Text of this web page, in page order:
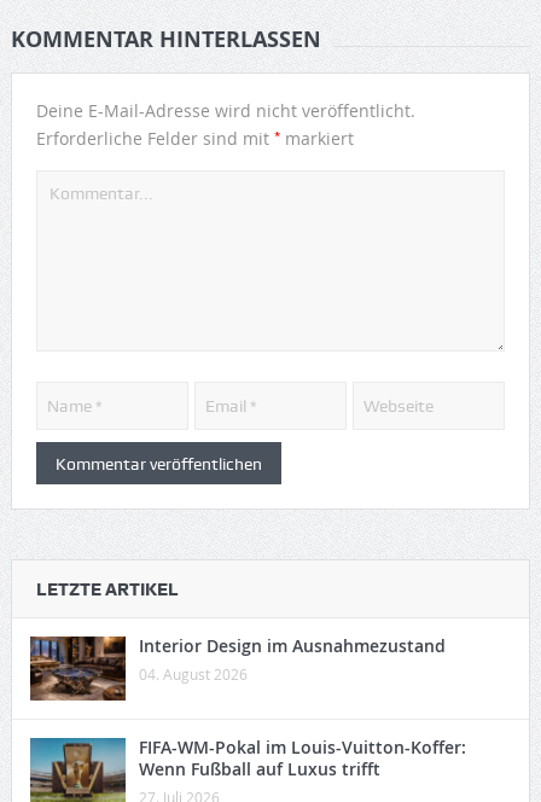
KOMMENTAR HINTERLASSEN
Deine E-Mail-Adresse wird nicht veröffentlicht.
Erforderliche Felder sind mit *markiert
LETZTE ARTIKEL
Interior Design im Ausnahmezustand
04. August 2026
FIFA-WM-Pokal im Louis-Vuitton-Koffer:
Wenn Fußball auf Luxus trifft
27. Juli 2026